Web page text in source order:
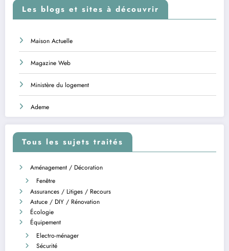
Les blogs et sites à découvrir
Maison Actuelle
Magazine Web
Ministère du logement
Ademe
Tous les sujets traités
Aménagement / Décoration
Fenêtre
Assurances / Litiges / Recours
Astuce / DIY / Rénovation
Écologie
Équipement
Electro-ménager
Sécurité